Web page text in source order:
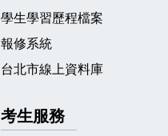
學生學習歷程檔案
報修系統
台北市線上資料庫
考生服務